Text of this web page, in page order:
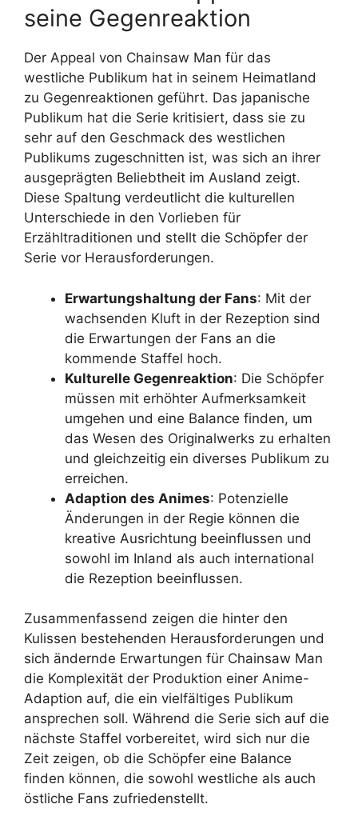
seine Gegenreaktion
Der Appeal von Chainsaw Man für das
westliche Publikum hat in seinem Heimatland
zu Gegenreaktionen geführt. Das japanische
Publikum hat die Serie kritisiert, dass sie zu
sehr auf den Geschmack des westlichen
Publikums zugeschnitten ist, was sich an ihrer
ausgeprägten Beliebtheit im Ausland zeigt.
Diese Spaltung verdeutlicht die kulturellen
Unterschiede in den Vorlieben für
Erzähltraditionen und stellt die Schöpfer der
Serie vor Herausforderungen.
Erwartungshaltung der Fans: Mit der
wachsenden Kluft in der Rezeption sind
die Erwartungen der Fans an die
kommende Staffel hoch.
Kulturelle Gegenreaktion: Die Schöpfer
müssen mit erhöhter Aufmerksamkeit
umgehen und eine Balance finden, um
das Wesen des Originalwerks zu erhalten
und gleichzeitig ein diverses Publikum zu
erreichen.
Adaption des Animes: Potenzielle
Änderungen in der Regie können die
kreative Ausrichtung beeinflussen und
sowohl im Inland als auch international
die Rezeption beeinflussen.
Zusammenfassend zeigen die hinter den
Kulissen bestehenden Herausforderungen und
sich ändernde Erwartungen für Chainsaw Man
die Komplexität der Produktion einer Anime-
Adaption auf, die ein vielfältiges Publikum
ansprechen soll. Während die Serie sich auf die
nächste Staffel vorbereitet, wird sich nur die
Zeit zeigen, ob die Schöpfer eine Balance
finden können, die sowohl westliche als auch
östliche Fans zufriedenstellt.